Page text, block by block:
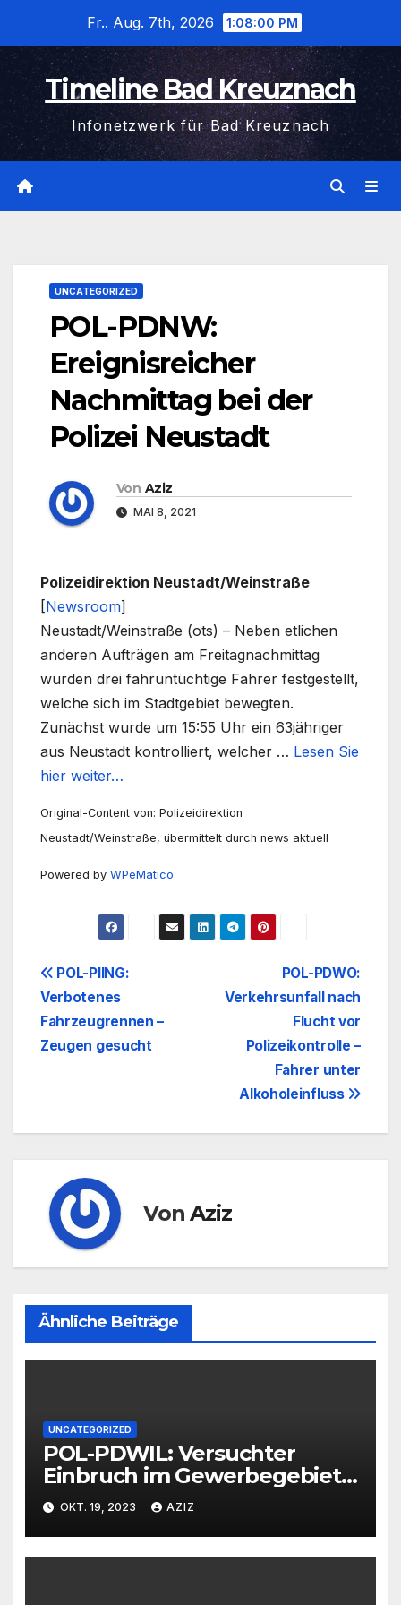
wechseln
Fr.. Aug. 7th, 2026 1:08:01 PM
Timeline Bad Kreuznach
Infonetzwerk für Bad Kreuznach
UNCATEGORIZED
POL-PDNW:
Ereignisreicher
Nachmittag bei der
Polizei Neustadt
Von Aziz
MAI 8, 2021
Polizeidirektion Neustadt/Weinstraße
[Newsroom]
Neustadt/Weinstraße (ots) – Neben etlichen
anderen Aufträgen am Freitagnachmittag
wurden drei fahruntüchtige Fahrer festgestellt,
welche sich im Stadtgebiet bewegten.
Zunächst wurde um 15:55 Uhr ein 63jähriger
aus Neustadt kontrolliert, welcher … Lesen Sie
hier weiter…
Original-Content von: Polizeidirektion
Neustadt/Weinstraße, übermittelt durch news aktuell
Powered by WPeMatico
Beitrags-
Navigation
POL-PDWO:
Verkehrsunfall nach
Flucht vor
Polizeikontrolle –
Fahrer unter
Alkoholeinfluss
POL-PIING:
Verbotenes
Fahrzeugrennen –
Zeugen gesucht
VonAziz
Ähnliche Beiträge
UNCATEGORIZED
POL-PDWIL: Versuchter
Einbruch im Gewerbegebiet
Wittlich
OKT. 19, 2023 AZIZ